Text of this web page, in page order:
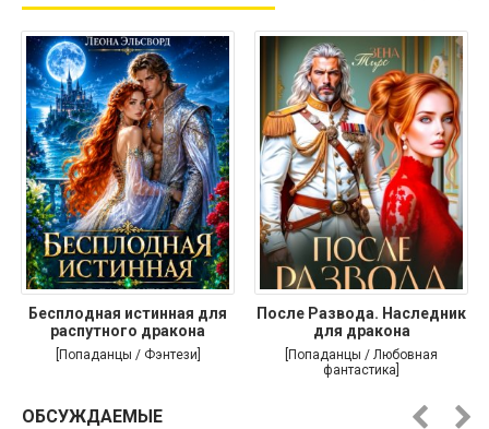
Бесплодная истинная для
распутного дракона
[Попаданцы / Фэнтези]
После Развода. Наследник
для дракона
[Попаданцы / Любовная
фантастика]
ОБСУЖДАЕМЫЕ